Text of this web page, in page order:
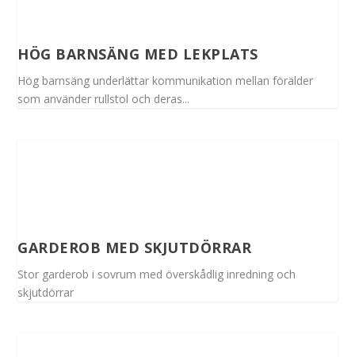
HÖG BARNSÄNG MED LEKPLATS
Hög barnsäng underlättar kommunikation mellan förälder
som använder rullstol och deras...
GARDEROB MED SKJUTDÖRRAR
Stor garderob i sovrum med överskådlig inredning och
skjutdörrar